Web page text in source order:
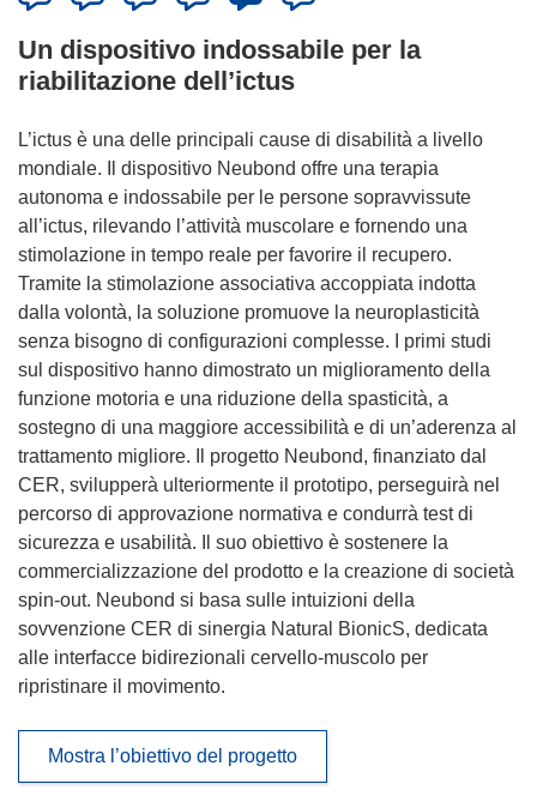
Un dispositivo indossabile per la
riabilitazione dell’ictus
L’ictus è una delle principali cause di disabilità a livello
mondiale. Il dispositivo Neubond offre una terapia
autonoma e indossabile per le persone sopravvissute
all’ictus, rilevando l’attività muscolare e fornendo una
stimolazione in tempo reale per favorire il recupero.
Tramite la stimolazione associativa accoppiata indotta
dalla volontà, la soluzione promuove la neuroplasticità
senza bisogno di configurazioni complesse. I primi studi
sul dispositivo hanno dimostrato un miglioramento della
funzione motoria e una riduzione della spasticità, a
sostegno di una maggiore accessibilità e di un’aderenza al
trattamento migliore. Il progetto Neubond, finanziato dal
CER, svilupperà ulteriormente il prototipo, perseguirà nel
percorso di approvazione normativa e condurrà test di
sicurezza e usabilità. Il suo obiettivo è sostenere la
commercializzazione del prodotto e la creazione di società
spin-out. Neubond si basa sulle intuizioni della
sovvenzione CER di sinergia Natural BionicS, dedicata
alle interfacce bidirezionali cervello-muscolo per
ripristinare il movimento.
Mostra l’obiettivo del progetto